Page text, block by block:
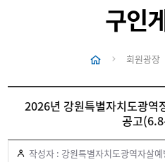
구인
회원광장
2026년 강원특별자치도광역
공고
작성자 : 강원특별자치도광역자살